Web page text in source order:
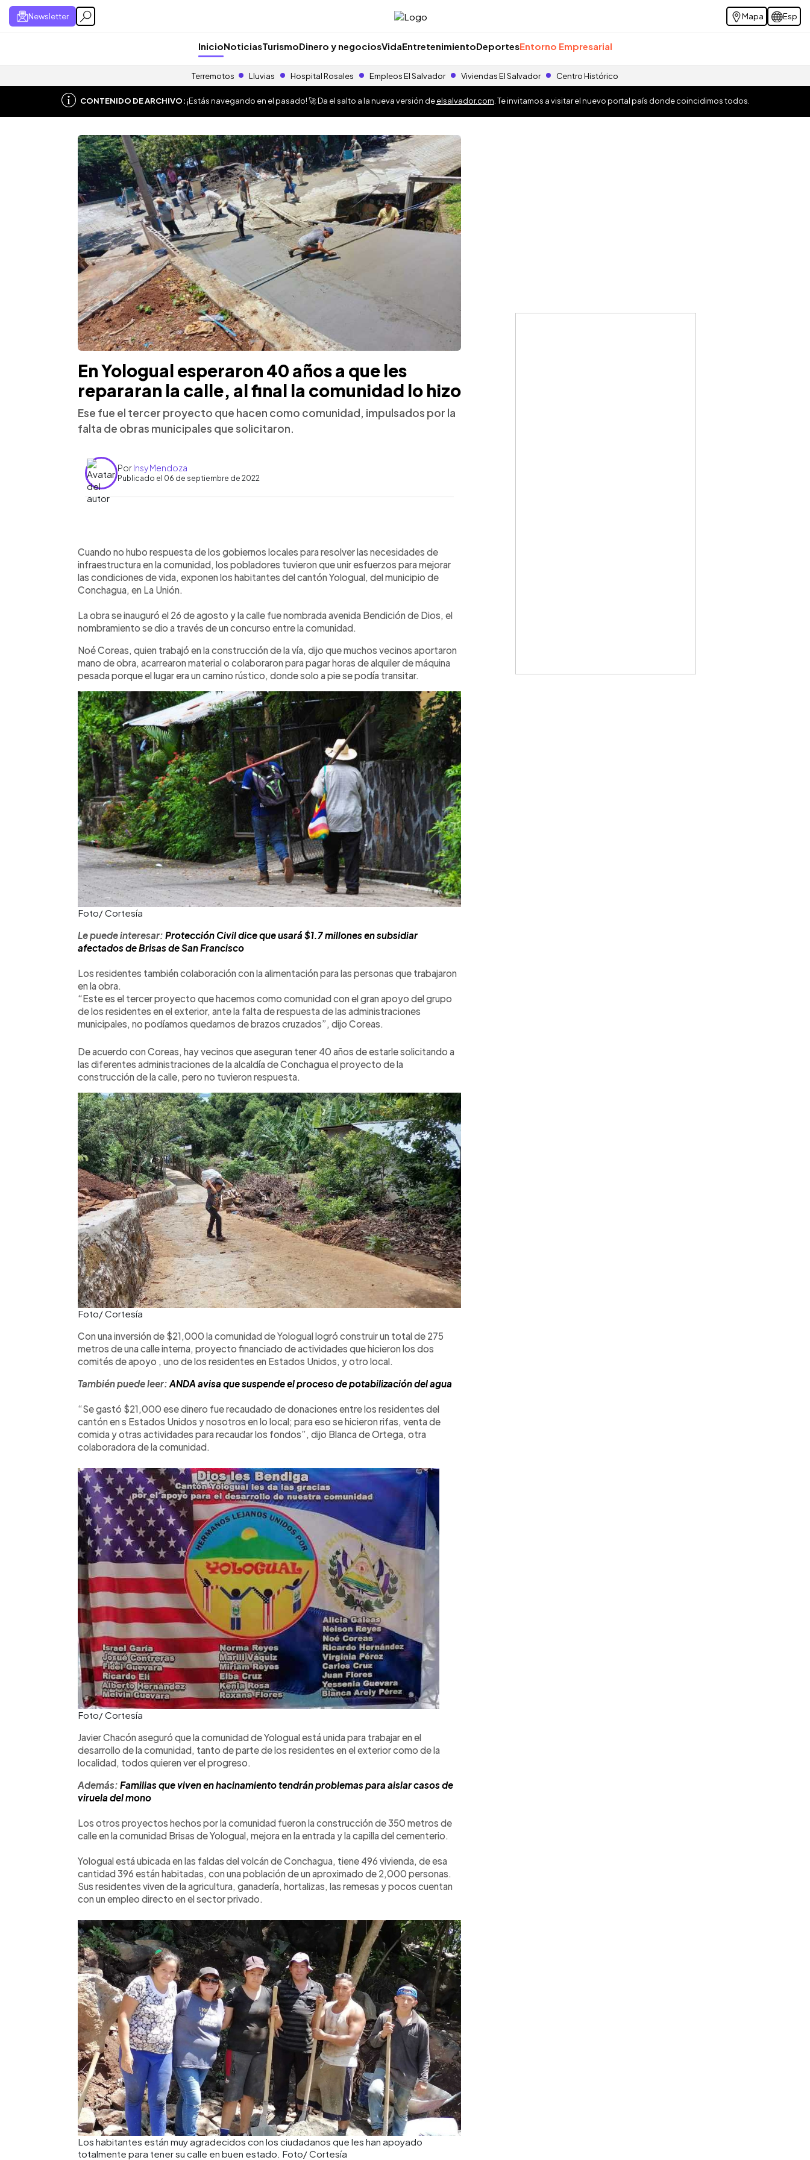
Newsletter Mapa Esp
InicioNoticiasTurismoDinero y negociosVidaEntretenimientoDeportesEntorno Empresarial
Terremotos Lluvias Hospital Rosales Empleos El Salvador Viviendas El Salvador Centro Histórico
CONTENIDO DE ARCHIVO:¡Estás navegando en el pasado! 🚀 Da el salto a la nueva versión deelsalvador.com . Te invitamos a visitar el nuevo portal país donde coincidimos todos.
En Yologual esperaron 40 años a que les
repararan la calle, al final la comunidad lo hizo
Ese fue el tercer proyecto que hacen como comunidad, impulsados por la
falta de obras municipales que solicitaron.
PorInsy Mendoza
Publicado el 06 de septiembre de 2022
Escuchar artículo
Cuando no hubo respuesta de los gobiernos locales para resolver las necesidades de
infraestructura en la comunidad, los pobladores tuvieron que unir esfuerzos para mejorar
las condiciones de vida, exponen los habitantes del cantón Yologual, del municipio de
Conchagua, en La Unión.
La obra se inauguró el 26 de agosto y la calle fue nombrada avenida Bendición de Dios, el
nombramiento se dio a través de un concurso entre la comunidad.
Noé Coreas, quien trabajó en la construcción de la vía, dijo que muchos vecinos aportaron
mano de obra, acarrearon material o colaboraron para pagar horas de alquiler de máquina
pesada porque el lugar era un camino rústico, donde solo a pie se podía transitar.
Foto/ Cortesía
Le puede interesar: Protección Civil dice que usará $1.7 millones en subsidiar
afectados de Brisas de San Francisco
Los residentes también colaboración con la alimentación para las personas que trabajaron
en la obra.
“Este es el tercer proyecto que hacemos como comunidad con el gran apoyo del grupo
de los residentes en el exterior, ante la falta de respuesta de las administraciones
municipales, no podíamos quedarnos de brazos cruzados”, dijo Coreas.
De acuerdo con Coreas, hay vecinos que aseguran tener 40 años de estarle solicitando a
las diferentes administraciones de la alcaldía de Conchagua el proyecto de la
construcción de la calle, pero no tuvieron respuesta.
Foto/ Cortesía
Con una inversión de $21,000 la comunidad de Yologual logró construir un total de 275
metros de una calle interna, proyecto financiado de actividades que hicieron los dos
comités de apoyo , uno de los residentes en Estados Unidos, y otro local.
También puede leer: ANDA avisa que suspende el proceso de potabilización del agua
“Se gastó $21,000 ese dinero fue recaudado de donaciones entre los residentes del
cantón en s Estados Unidos y nosotros en lo local; para eso se hicieron rifas, venta de
comida y otras actividades para recaudar los fondos”, dijo Blanca de Ortega, otra
colaboradora de la comunidad.
Foto/ Cortesía
Javier Chacón aseguró que la comunidad de Yologual está unida para trabajar en el
desarrollo de la comunidad, tanto de parte de los residentes en el exterior como de la
localidad, todos quieren ver el progreso.
Además: Familias que viven en hacinamiento tendrán problemas para aislar casos de
viruela del mono
Los otros proyectos hechos por la comunidad fueron la construcción de 350 metros de
calle en la comunidad Brisas de Yologual, mejora en la entrada y la capilla del cementerio.
Yologual está ubicada en las faldas del volcán de Conchagua, tiene 496 vivienda, de esa
cantidad 396 están habitadas, con una población de un aproximado de 2,000 personas.
Sus residentes viven de la agricultura, ganadería, hortalizas, las remesas y pocos cuentan
con un empleo directo en el sector privado.
Los habitantes están muy agradecidos con los ciudadanos que les han apoyado
totalmente para tener su calle en buen estado. Foto/ Cortesía